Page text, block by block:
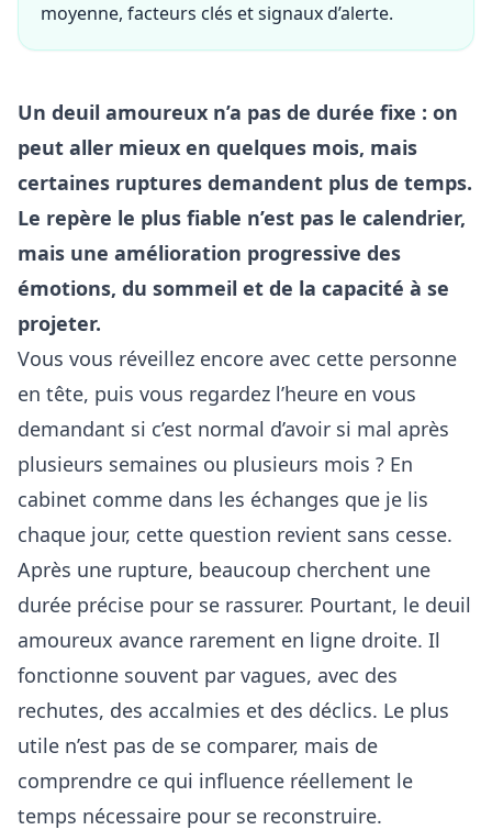
moyenne, facteurs clés et signaux d’alerte.
Un deuil amoureux n’a pas de durée fixe : on
peut aller mieux en quelques mois, mais
certaines ruptures demandent plus de temps.
Le repère le plus fiable n’est pas le calendrier,
mais une amélioration progressive des
émotions, du sommeil et de la capacité à se
projeter.
Vous vous réveillez encore avec cette personne
en tête, puis vous regardez l’heure en vous
demandant si c’est normal d’avoir si mal après
plusieurs semaines ou plusieurs mois ? En
cabinet comme dans les échanges que je lis
chaque jour, cette question revient sans cesse.
Après une rupture, beaucoup cherchent une
durée précise pour se rassurer. Pourtant, le deuil
amoureux avance rarement en ligne droite. Il
fonctionne souvent par vagues, avec des
rechutes, des accalmies et des déclics. Le plus
utile n’est pas de se comparer, mais de
comprendre ce qui influence réellement le
temps nécessaire pour se reconstruire.